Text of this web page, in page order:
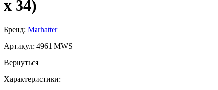
х 34)
Бренд: Marhatter
Артикул: 4961 MWS
Вернуться
Характеристики: